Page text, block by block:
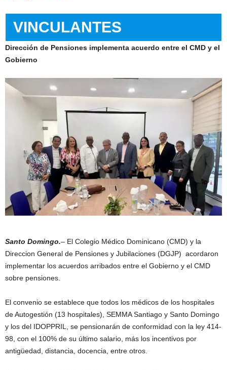
VINCULANTES
Dirección de Pensiones implementa acuerdo entre el CMD y el
Gobierno
Santo Domingo.– El Colegio Médico Dominicano (CMD) y la
Direccion General de Pensiones y Jubilaciones (DGJP) acordaron
implementar los acuerdos arribados entre el Gobierno y el CMD
sobre pensiones.
El convenio se establece que todos los médicos de los hospitales
de Autogestión (13 hospitales), SEMMA Santiago y Santo Domingo
y los del IDOPPRIL, se pensionarán de conformidad con la ley 414-
98, con el 100% de su último salario, más los incentivos por
antigüedad, distancia, docencia, entre otros.